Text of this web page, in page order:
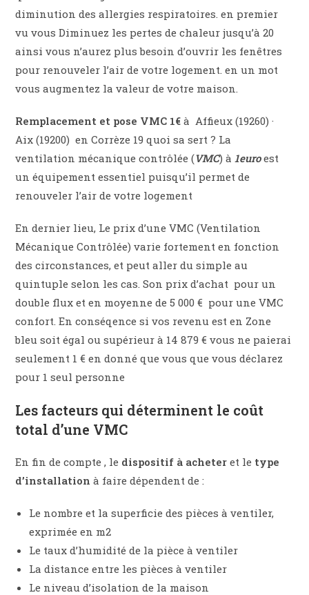
diminution des allergies respiratoires. en premier
vu vous Diminuez les pertes de chaleur jusqu’à 20
ainsi vous n’aurez plus besoin d’ouvrir les fenêtres
pour renouveler l’air de votre logement. en un mot
vous augmentez la valeur de votre maison.
Remplacement et pose VMC 1€ à Affieux (19260) ·
Aix (19200) en Corrèze 19 quoi sa sert ? La
ventilation mécanique contrôlée (VMC) à 1euroest
un équipement essentiel puisqu’il permet de
renouveler l’air de votre logement
En dernier lieu, Le prix d’une VMC (Ventilation
Mécanique Contrôlée) varie fortement en fonction
des circonstances, et peut aller du simple au
quintuple selon les cas. Son prix d’achat pour un
double flux et en moyenne de 5 000 € pour une VMC
confort. En conséqence si vos revenu est en Zone
bleu soit égal ou supérieur à 14 879 € vous ne paierai
seulement 1 € en donné que vous que vous déclarez
pour 1 seul personne
Les facteurs qui déterminent le coût
total d’une VMC
En fin de compte , le dispositif à acheter et le type
d’installation à faire dépendent de :
Le nombre et la superficie des pièces à ventiler,
exprimée en m2
Le taux d’humidité de la pièce à ventiler
La distance entre les pièces à ventiler
Le niveau d’isolation de la maison